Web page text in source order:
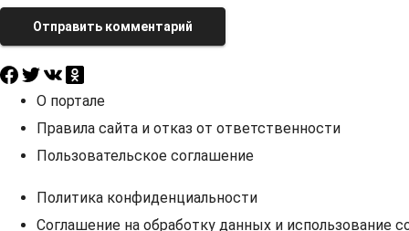
Отправить комментарий
О портале
Правила сайта и отказ от ответственности
Пользовательское соглашение
Политика конфиденциальности
Соглашение на обработку данных и использование